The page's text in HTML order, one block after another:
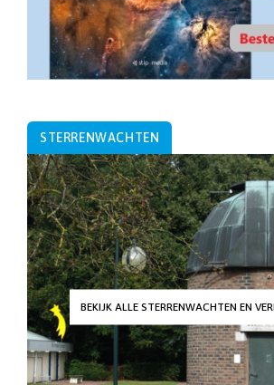
STERRENWACHTEN
BEKIJK ALLE STERRENWACHTEN EN